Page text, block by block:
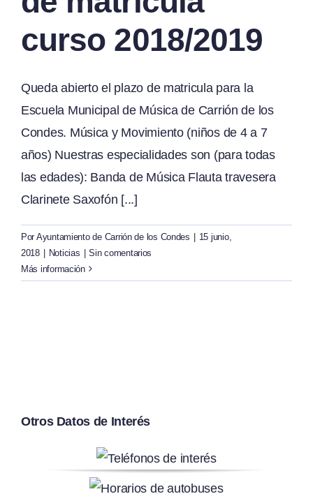
curso 2018/2019
Queda abierto el plazo de matricula para la
Escuela Municipal de Música de Carrión de los
Condes. Música y Movimiento (niños de 4 a 7
años) Nuestras especialidades son (para todas
las edades): Banda de Música Flauta travesera
Clarinete Saxofón [...]
Por Ayuntamiento de Carrión de los Condes
15 junio,
2018
Noticias
Sin comentarios
Más información
Otros Datos de Interés